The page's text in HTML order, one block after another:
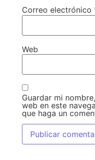
Correo electrónico
Web
Guardar mi
web en este
que haga un